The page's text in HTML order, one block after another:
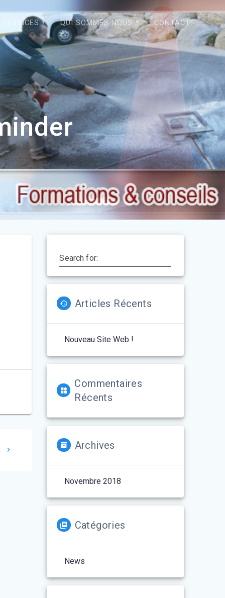
SERVICES QUI SOMMES NOUS CONTACT
Search for:
Articles Récents
Nouveau Site Web !
Commentaires
Récents
Archives
Novembre 2018
Catégories
News